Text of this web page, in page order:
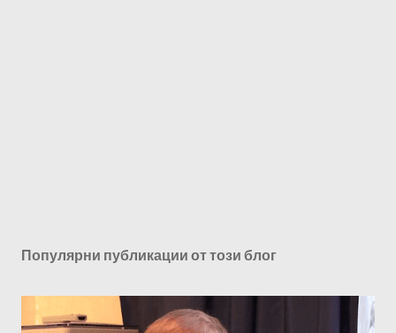
Популярни публикации от този блог